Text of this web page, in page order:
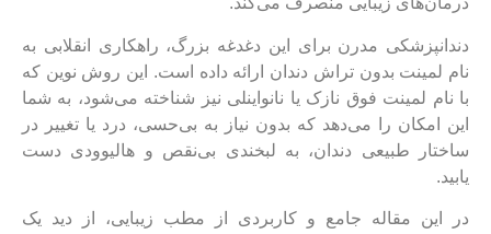
دندانپزشکی مدرن برای این دغدغه بزرگ، راهکاری انقلابی به
نام لمینت بدون تراش دندان ارائه داده است. این روش نوین که
با نام لمینت فوق نازک یا نانواینلی نیز شناخته می‌شود، به شما
این امکان را می‌دهد که بدون نیاز به بی‌حسی، درد یا تغییر در
ساختار طبیعی دندان، به لبخندی بی‌نقص و هالیوودی دست
یابید.
در این مقاله جامع و کاربردی از مطب زیبایی، از دید یک